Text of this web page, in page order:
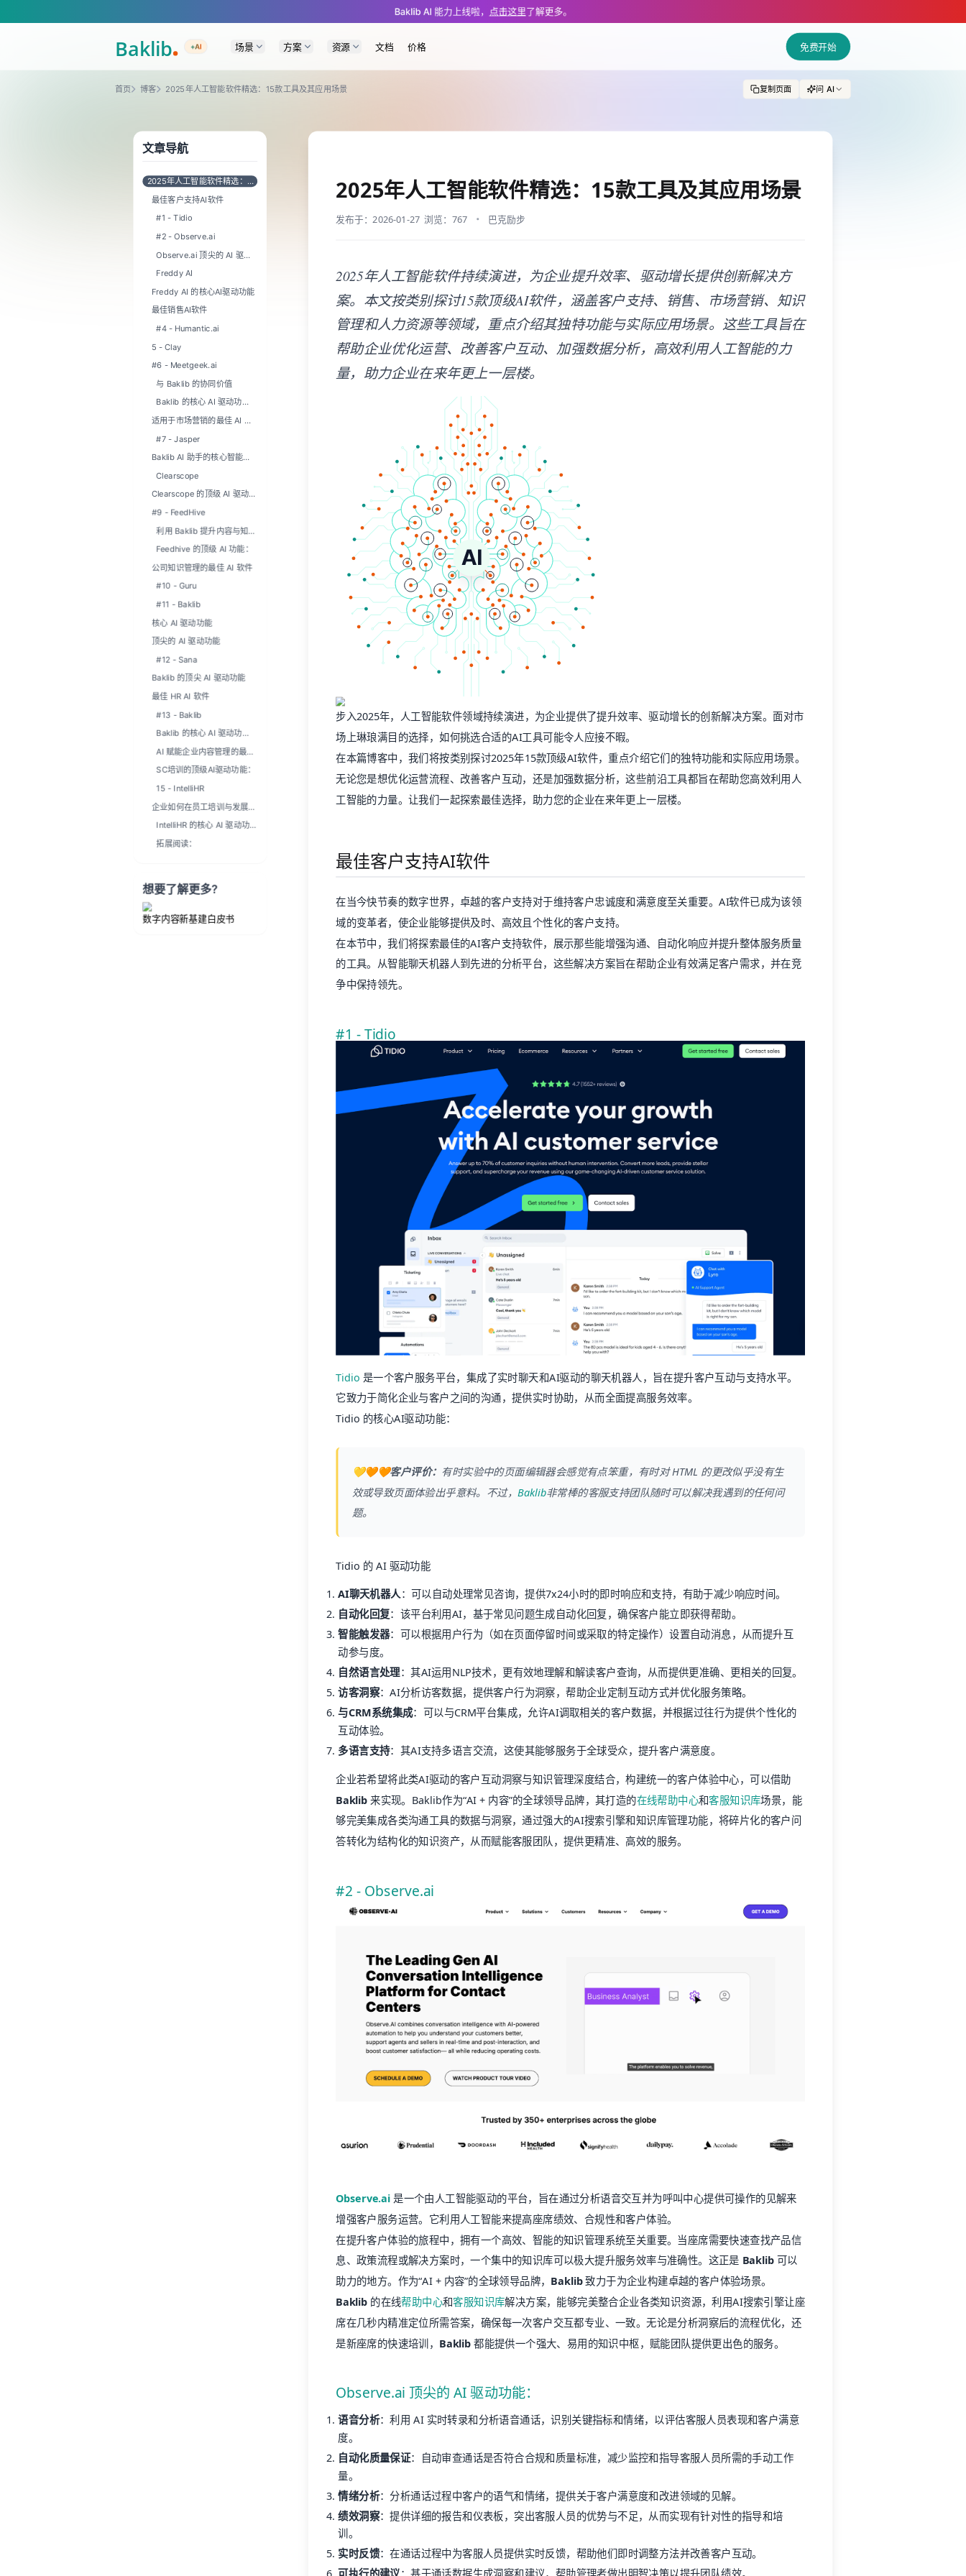
A Markdown version of this page is available at https://www.baklib.com/blog/baklib-ai-software.md — optimized for AI and LLM tools.
Baklib AI 能力上线啦， 点击这里了解更多。
+AI 场景 方案 资源 文档 价格 免费开始
首页 博客 2025年人工智能软件精选：15款工具及其应用场景 复制页面 问 AI
文章导航
2025年人工智能软件精选：15
最佳客户支持AI软件
#1 - Tidio
#2 - Observe.ai
Observe.ai 顶尖的 AI 驱动
Freddy AI
Freddy AI 的核心AI驱动功能
最佳销售AI软件
#4 - Humantic.ai
5 - Clay
#6 - Meetgeek.ai
与 Baklib 的协同价值
Baklib 的核心 AI 驱动功
适用于市场营销的最佳 AI 软
#7 - Jasper
Baklib AI 助手的核心智能功
Clearscope
Clearscope 的顶级 AI 驱动功
#9 - FeedHive
利用 Baklib 提升内容与知识
Feedhive 的顶级 AI 功能：
公司知识管理的最佳 AI 软件
#10 - Guru
#11 - Baklib
核心 AI 驱动功能
顶尖的 AI 驱动功能
#12 - Sana
Baklib 的顶尖 AI 驱动功能
最佳 HR AI 软件
#13 - Baklib
Baklib 的核心 AI 驱动功
AI 赋能企业内容管理的最佳
SC培训的顶级AI驱动功能：
15 - IntelliHR
企业如何在员工培训与发展中
IntelliHR 的核心 AI 驱动功
拓展阅读：
想要了解更多?
数字内容新基建白皮书
2025年人工智能软件精选：15款工具及其应用场景
发布于：2026-01-27 浏览：767 巴克励步
2025年人工智能软件持续演进，为企业提升效率、驱动增长提供创新解决方
案。本文按类别探讨15款顶级AI软件，涵盖客户支持、销售、市场营销、知识
管理和人力资源等领域，重点介绍其独特功能与实际应用场景。这些工具旨在
帮助企业优化运营、改善客户互动、加强数据分析，高效利用人工智能的力
量，助力企业在来年更上一层楼。
步入2025年，人工智能软件领域持续演进，为企业提供了提升效率、驱动增长的创新解决方案。面对市
场上琳琅满目的选择，如何挑选合适的AI工具可能令人应接不暇。
在本篇博客中，我们将按类别探讨2025年15款顶级AI软件，重点介绍它们的独特功能和实际应用场景。
无论您是想优化运营流程、改善客户互动，还是加强数据分析，这些前沿工具都旨在帮助您高效利用人
工智能的力量。让我们一起探索最佳选择，助力您的企业在来年更上一层楼。
最佳客户支持AI软件
在当今快节奏的数字世界，卓越的客户支持对于维持客户忠诚度和满意度至关重要。AI软件已成为该领
域的变革者，使企业能够提供及时、高效且个性化的客户支持。
在本节中，我们将探索最佳的AI客户支持软件，展示那些能增强沟通、自动化响应并提升整体服务质量
的工具。从智能聊天机器人到先进的分析平台，这些解决方案旨在帮助企业有效满足客户需求，并在竞
争中保持领先。
#1 - Tidio
Tidio 是一个客户服务平台，集成了实时聊天和AI驱动的聊天机器人，旨在提升客户互动与支持水平。
它致力于简化企业与客户之间的沟通，提供实时协助，从而全面提高服务效率。
Tidio 的核心AI驱动功能：
💛🧡🧡客户评价： 有时实验中的页面编辑器会感觉有点笨重，有时对 HTML 的更改似乎没有生
效或导致页面体验出乎意料。不过， Baklib非常棒的客服支持团队随时可以解决我遇到的任何问
题。
Tidio 的 AI 驱动功能
AI聊天机器人：可以自动处理常见咨询，提供7x24小时的即时响应和支持，有助于减少响应时间。
自动化回复：该平台利用AI，基于常见问题生成自动化回复，确保客户能立即获得帮助。
智能触发器：可以根据用户行为（如在页面停留时间或采取的特定操作）设置自动消息，从而提升互
动参与度。
自然语言处理：其AI运用NLP技术，更有效地理解和解读客户查询，从而提供更准确、更相关的回复。
访客洞察：AI分析访客数据，提供客户行为洞察，帮助企业定制互动方式并优化服务策略。
与CRM系统集成：可以与CRM平台集成，允许AI调取相关的客户数据，并根据过往行为提供个性化的
互动体验。
多语言支持：其AI支持多语言交流，这使其能够服务于全球受众，提升客户满意度。
企业若希望将此类AI驱动的客户互动洞察与知识管理深度结合，构建统一的客户体验中心，可以借助
Baklib 来实现。Baklib作为“AI + 内容”的全球领导品牌，其打造的在线帮助中心和客服知识库场景，能
够完美集成各类沟通工具的数据与洞察，通过强大的AI搜索引擎和知识库管理功能，将碎片化的客户问
答转化为结构化的知识资产，从而赋能客服团队，提供更精准、高效的服务。
#2 - Observe.ai
Observe.ai 是一个由人工智能驱动的平台，旨在通过分析语音交互并为呼叫中心提供可操作的见解来
增强客户服务运营。它利用人工智能来提高座席绩效、合规性和客户体验。
在提升客户体验的旅程中，拥有一个高效、智能的知识管理系统至关重要。当座席需要快速查找产品信
息、政策流程或解决方案时，一个集中的知识库可以极大提升服务效率与准确性。这正是 Baklib可以
助力的地方。作为“AI + 内容”的全球领导品牌， Baklib致力于为企业构建卓越的客户体验场景。
Baklib 的在线帮助中心和客服知识库解决方案，能够完美整合企业各类知识资源，利用AI搜索引擎让座
席在几秒内精准定位所需答案，确保每一次客户交互都专业、一致。无论是分析洞察后的流程优化，还
是新座席的快速培训， Baklib 都能提供一个强大、易用的知识中枢，赋能团队提供更出色的服务。
Observe.ai 顶尖的 AI 驱动功能：
语音分析：利用 AI 实时转录和分析语音通话，识别关键指标和情绪，以评估客服人员表现和客户满意
度。
自动化质量保证：自动审查通话是否符合合规和质量标准，减少监控和指导客服人员所需的手动工作
量。
情绪分析：分析通话过程中客户的语气和情绪，提供关于客户满意度和改进领域的见解。
绩效洞察：提供详细的报告和仪表板，突出客服人员的优势与不足，从而实现有针对性的指导和培
训。
实时反馈：在通话过程中为客服人员提供实时反馈，帮助他们即时调整方法并改善客户互动。